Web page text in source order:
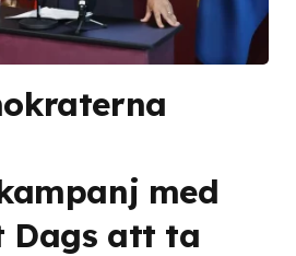
med
Dags att ta